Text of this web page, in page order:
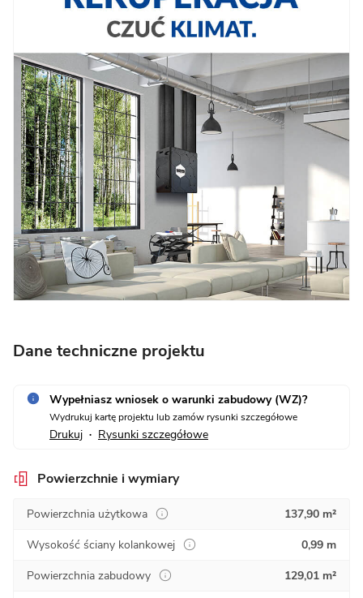
Dane techniczne projektu
Wypełniasz wniosek o warunki zabudowy (WZ)?
Wydrukuj kartę projektu lub zamów rysunki szczegółowe
Drukuj • Rysunki szczegółowe
Powierzchnie i wymiary
Powierzchnia użytkowa
137,90 m²
Wysokość ściany kolankowej
0,99 m
Powierzchnia zabudowy
129,01 m²